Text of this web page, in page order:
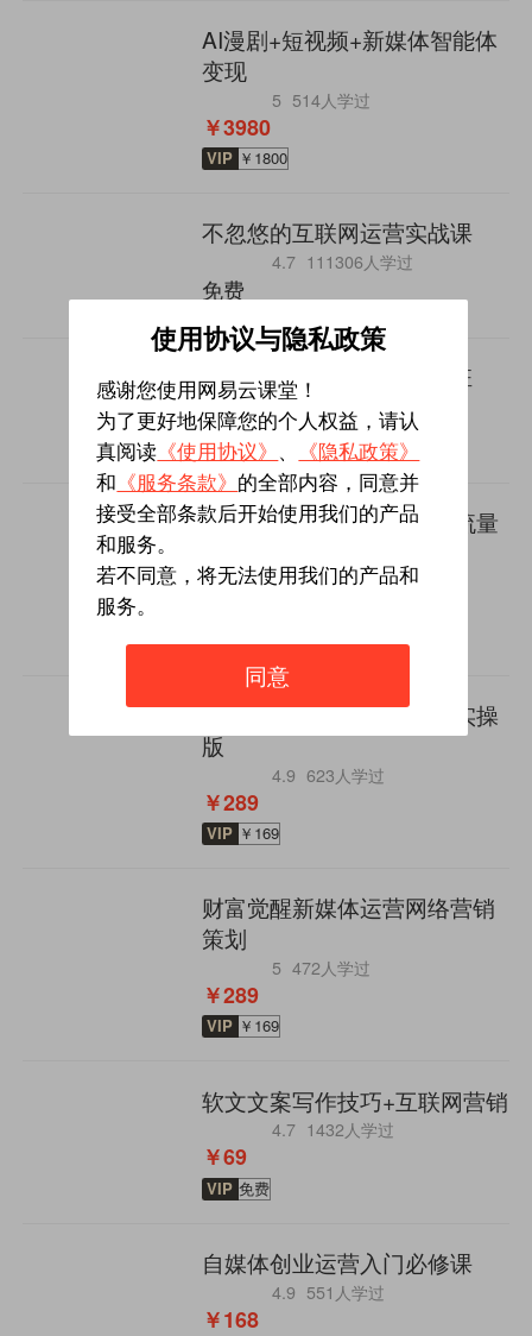
AI漫剧+短视频+新媒体智能体
变现
5 514人学过
￥3980
VIP ￥1800
不忽悠的互联网运营实战课
4.7 111306人学过
免费
【英盛网】微信营销培训班
4.9 1123人学过
￥539
全媒体运营+互联网营销+流量
4.8 1590人学过
VIP 免费
新媒体自媒体变现赚钱25实操
版
4.9 623人学过
￥289
VIP ￥169
财富觉醒新媒体运营网络营销
策划
5 472人学过
￥289
VIP ￥169
软文文案写作技巧+互联网营销
4.7 1432人学过
￥69
VIP 免费
自媒体创业运营入门必修课
4.9 551人学过
￥168
使用协议与隐私政策
感谢您使用网易云课堂！
为了更好地保障您的个人权益，请认
真阅读 《使用协议》 、
《隐私政策》
和 《服务条款》 的全部内容，同意并
接受全部条款后开始使用我们的产品
和服务。
若不同意，将无法使用我们的产品和
服务。
同意